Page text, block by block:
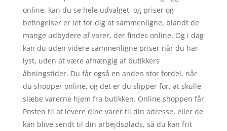
online, kan du se hele udvalget, og priser og
betingelser er let for dig at sammenligne, blandt de
mange udbydere af varer, der findes online. Og i dag
kan du uden videre sammenligne priser når du har
lyst, uden at være afhængig af butikkers
åbningstider. Du får også en anden stor fordel, når
du shopper online, og det er du slipper for, at skulle
slæbe varerne hjem fra butikken. Online shoppen får
Posten til at levere dine varer til din adresse, eller de
kan blive sendt til din arbejdsplads, så du kan frit